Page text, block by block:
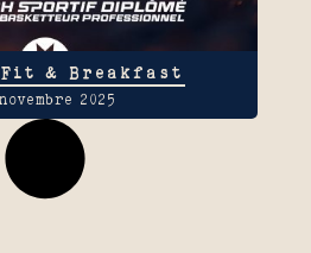
Fit & Breakfast
2025